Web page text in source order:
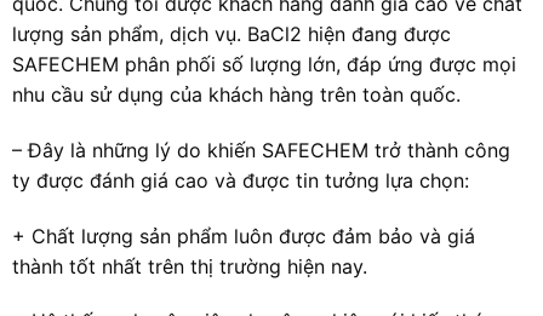
lượng sản phẩm, dịch vụ. BaCl2 hiện đang được
SAFECHEM phân phối số lượng lớn, đáp ứng được mọi
nhu cầu sử dụng của khách hàng trên toàn quốc.
– Đây là những lý do khiến SAFECHEM trở thành công
ty được đánh giá cao và được tin tưởng lựa chọn:
+ Chất lượng sản phẩm luôn được đảm bảo và giá
thành tốt nhất trên thị trường hiện nay.